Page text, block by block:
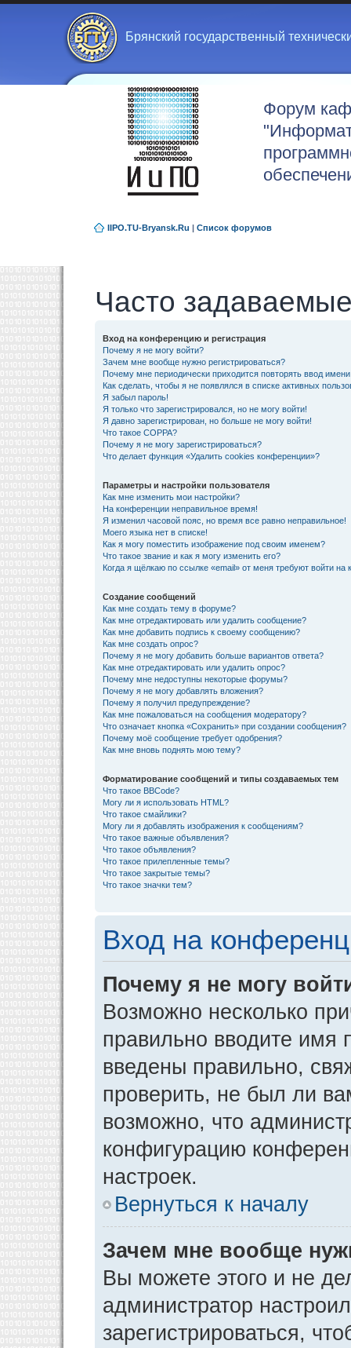
Брянский государственный
Форум
IIPO.TU-Bryansk.Ru | Список форумов
Часто
Вход на конференцию и регистрация
Почему я не могу войти?
Зачем мне вообще нужно регистрироваться?
Почему мне периодически приходится повторять ввод
Как сделать, чтобы я не появлялся в списке активных
Я забыл пароль!
Я только что зарегистрировался, но не могу войти!
Я давно зарегистрирован, но больше не могу войти!
Что такое COPPA?
Почему я не могу зарегистрироваться?
Что делает функция «Удалить cookies конференции»?
Параметры и настройки пользователя
Как мне изменить мои настройки?
На конференции неправильное время!
Я изменил часовой пояс, но время все равно неправильное!
Моего языка нет в списке!
Как я могу поместить изображение под своим именем?
Что такое звание и как я могу изменить его?
Когда я щёлкаю по ссылке «email» от меня требуют войти на
Создание сообщений
Как мне создать тему в форуме?
Как мне отредактировать или удалить сообщение?
Как мне добавить подпись к своему сообщению?
Как мне создать опрос?
Почему я не могу добавить больше вариантов ответа?
Как мне отредактировать или удалить опрос?
Почему мне недоступны некоторые форумы?
Почему я не могу добавлять вложения?
Почему я получил предупреждение?
Как мне пожаловаться на сообщения модератору?
Что означает кнопка «Сохранить» при создании сообщения?
Почему моё сообщение требует одобрения?
Как мне вновь поднять мою тему?
Форматирование сообщений и типы создаваемых тем
Что такое BBCode?
Могу ли я использовать HTML?
Что такое смайлики?
Могу ли я добавлять изображения к сообщениям?
Что такое важные объявления?
Что такое объявления?
Что такое прилепленные темы?
Что такое закрытые темы?
Что такое значки тем?
Вход на
Почему я не могу
Возможно несколько
правильно вводите имя
введены правильно,
проверить, не был ли
возможно, что
конфигурацию
настроек.
Вернуться к началу
Зачем мне вообще
Вы можете этого и не
администратор
зарегистрироваться,